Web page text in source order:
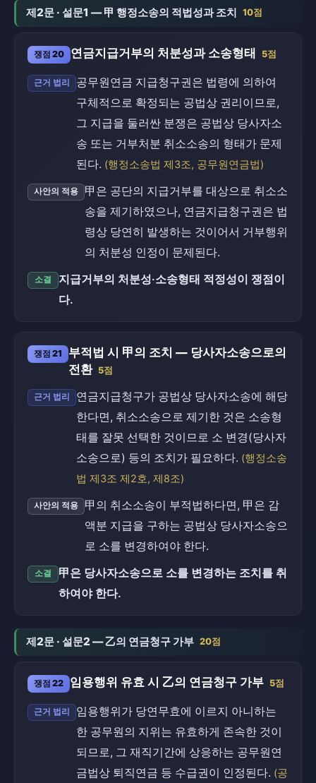
제2문 · 설문1 — 甲 행정소송의 적법성과 조치 10점
쟁점 20 연금지급거부의 처분성과 소송형태 5점
근거 법리
공무원연금 지급청구권은 법령에 의하여
구체적으로 확정되는 공법상 권리이므로,
그 지급을 둘러싼 분쟁은 공법상 당사자소
송 또는 거부처분 취소소송의 형태가 문제
된다. (행정소송법 제3조, 공무원연금법)
사안의 적용
甲은 공단의 지급거부를 대상으로 취소소
송을 제기하였으나, 연금지급청구권은 법
령상 당연히 발생하는 것이어서 거부행위
의 처분성 인정이 문제된다.
소결
지급거부의 처분성·소송형태 적정성이 쟁점이
다.
쟁점 21
부적법 시 甲의 조치 — 당사자소송으로의
전환 5점
근거 법리
연금지급청구가 공법상 당사자소송에 해당
한다면, 취소소송으로 제기한 것은 소송형
태를 잘못 선택한 것이므로 소 변경(당사자
소송으로) 등의 조치가 필요하다. (행정소송
법 제3조 제2호, 제8조)
사안의 적용
甲의 취소소송이 부적법하다면, 甲은 감
액분 지급을 구하는 공법상 당사자소송으
로 소를 변경하여야 한다.
소결
甲은 당사자소송으로 소를 변경하는 조치를 취
하여야 한다.
제2문 · 설문2 — 乙의 연금청구 가부 20점
쟁점 22 임용행위 유효 시 乙의 연금청구 가부 5점
근거 법리
임용행위가 당연무효에 이르지 아니하는
한 공무원의 지위는 유효하게 존속한 것이
되므로, 그 재직기간에 상응하는 공무원연
금법상 퇴직연금 등 수급권이 인정된다. (공